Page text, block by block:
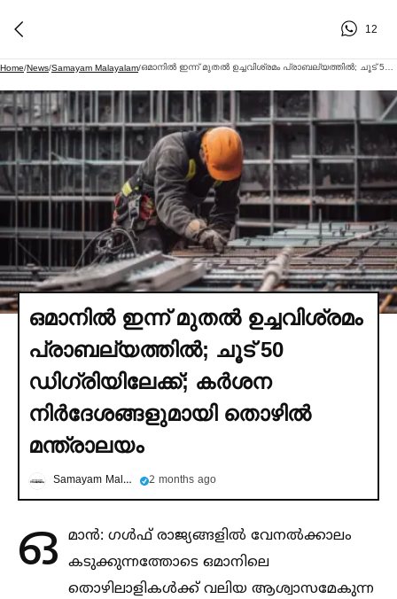
12
Home/News/Samayam Malayalam/
ഒമാനില്‍ ഇന്ന് മുതല്‍ ഉച്ചവിശ്രമം
പ്രാബല്യത്തില്‍; ചൂട് 50
ഡിഗ്രിയിലേക്ക്; കര്‍ശന
നിര്‍ദേശങ്ങളുമായി തൊഴില്‍
മന്ത്രാലയം
Samayam Malayalam 2 months ago
ഒ മാൻ: ഗള്‍ഫ് രാജ്യങ്ങളില്‍ വേനല്‍ക്കാലം
കടുക്കുന്നത്തോടെ ഒമാനിലെ
തൊഴിലാളികള്‍ക്ക് വലിയ ആശ്വാസമേകുന്ന